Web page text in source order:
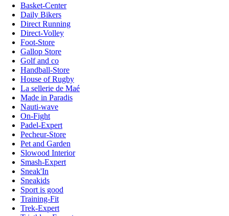
Basket-Center
Daily Bikers
Direct Running
Direct-Volley
Foot-Store
Gallop Store
Golf and co
Handball-Store
House of Rugby
La sellerie de Maé
Made in Paradis
Nauti-wave
On-Fight
Padel-Expert
Pecheur-Store
Pet and Garden
Slowood Interior
Smash-Expert
Sneak'In
Sneakids
Sport is good
Training-Fit
Trek-Expert